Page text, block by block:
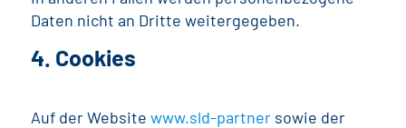
Daten nicht an Dritte weitergegeben.
4. Cookies
Auf der Website www.sld-partnersowie der